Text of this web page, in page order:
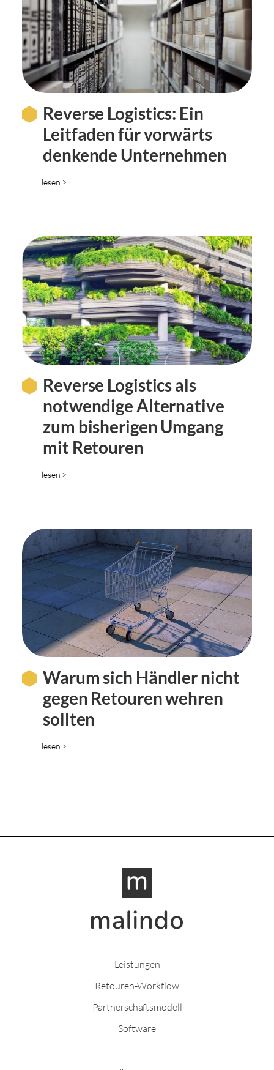
Reverse Logistics: Ein
Leitfaden für vorwärts
denkende Unternehmen
lesen >
Reverse Logistics als
notwendige Alternative
zum bisherigen Umgang
mit Retouren
lesen >
Warum sich Händler nicht
gegen Retouren wehren
sollten
lesen >
Leistungen
Retouren-Workflow
Partnerschaftsmodell
Software